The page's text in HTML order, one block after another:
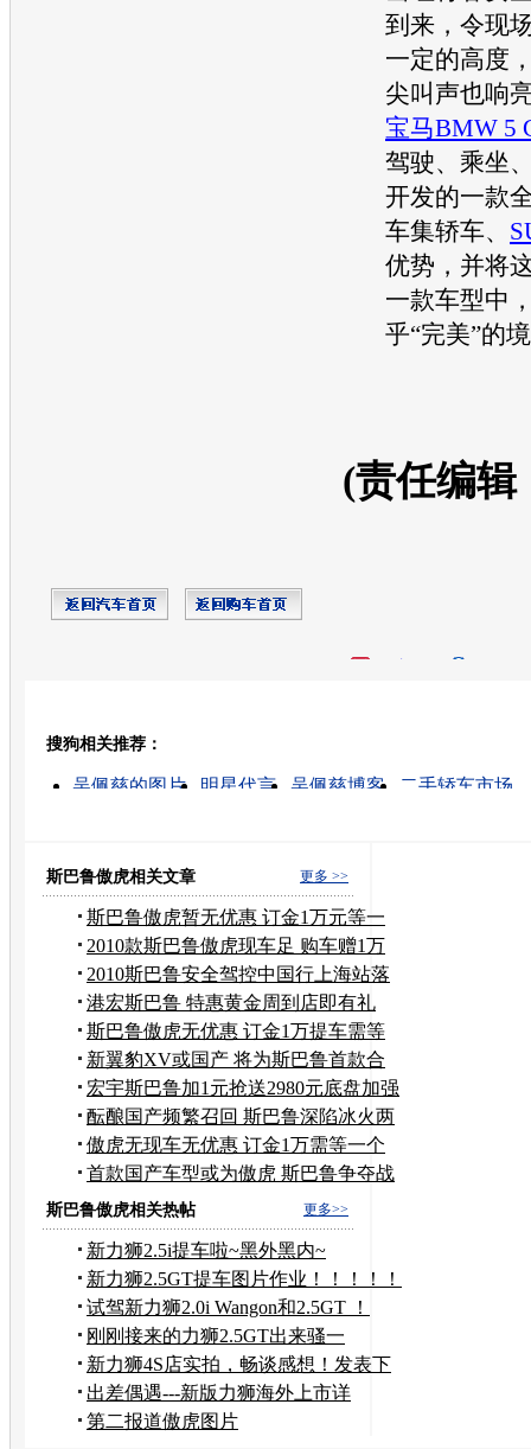
到来，令现
一定的高度
尖叫声也响
宝马BMW 5
驾驶、乘坐
开发的一款
车集轿车、
优势，并将
一款车型中
乎“完美”的
(责任编辑
搜狗相关推荐：
吴佩慈的图片 明星代言 吴佩慈博客
二手轿车市场
更多 >>
斯巴鲁傲虎相关文章
斯巴鲁傲虎暂无优惠 订金1万元等一
个月
2010款斯巴鲁傲虎现车足 购车赠1万
装饰
2010斯巴鲁安全驾控中国行上海站落
幕
港宏斯巴鲁 特惠黄金周到店即有礼
斯巴鲁傲虎无优惠 订金1万提车需等
15天
新翼豹XV或国产 将为斯巴鲁首款合
资车
宏宇斯巴鲁加1元抢送2980元底盘加强
装备
酝酿国产频繁召回 斯巴鲁深陷冰火两
重天
傲虎无现车无优惠 订金1万需等一个
半月
首款国产车型或为傲虎 斯巴鲁争夺战
上演
更多>>
斯巴鲁傲虎相关热帖
新力狮2.5i提车啦~黑外黑内~
新力狮2.5GT提车图片作业！！！！！
试驾新力狮2.0i Wangon和2.5GT ！
刚刚接来的力狮2.5GT出来骚一
下！！！！！！！！
新力狮4S店实拍，畅谈感想！发表下
个人意见！！！！
出差偶遇---新版力狮海外上市详
拍！！！！
第二报道傲虎图片